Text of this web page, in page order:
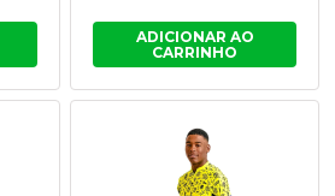
ADICIONAR AO
CARRINHO